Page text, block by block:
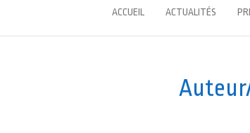
ACCUEIL ACTUALITÉS